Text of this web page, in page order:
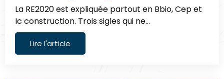
La RE2020 est expliquée partout en Bbio, Cep et
Ic construction. Trois sigles qui ne…
Lire l'article